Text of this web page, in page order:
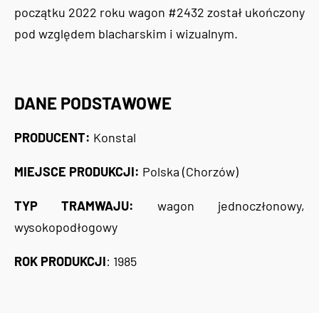
początku 2022 roku wagon #2432 został ukończony
pod względem blacharskim i wizualnym.
DANE PODSTAWOWE
PRODUCENT: Konstal
MIEJSCE PRODUKCJI: Polska (Chorzów)
TYP TRAMWAJU: wagon jednoczłonowy,
wysokopodłogowy
ROK PRODUKCJI: 1985